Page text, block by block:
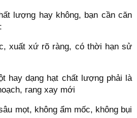
lượng hay không, bạn cần căn
xuất xứ rõ ràng, có thời hạn sử
hay dạng hạt chất lượng phải là
rang xay mới
mọt, không ẩm mốc, không bụi